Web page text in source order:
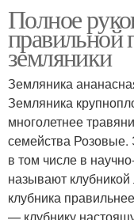
Полное
правильной
земляники
Земляника
Земляника
многолетнее
семейства Розовые.
в том числе в
называют
клубника
— клубнику